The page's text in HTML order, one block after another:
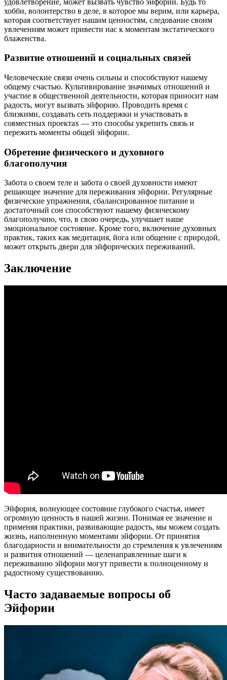
хобби, волонтерство в деле, в которое мы верим, или карьера,
которая соответствует нашим ценностям, следование своим
увлечениям может привести нас к моментам экстатического
блаженства.
Развитие отношений и социальных связей
Человеческие связи очень сильны и способствуют нашему
общему счастью. Культивирование значимых отношений и
участие в общественной деятельности, которая приносит нам
радость, могут вызвать эйфорию. Проводить время с
близкими, создавать сеть поддержки и участвовать в
совместных проектах — это способы укрепить связь и
пережить моменты общей эйфории.
Обретение физического и духовного
благополучия
Забота о своем теле и забота о своей духовности имеют
решающее значение для переживания эйфории. Регулярные
физические упражнения, сбалансированное питание и
достаточный сон способствуют нашему физическому
благополучию, что, в свою очередь, улучшает наше
эмоциональное состояние. Кроме того, включение духовных
практик, таких как медитация, йога или общение с природой,
может открыть двери для эйфорических переживаний.
Заключение
Эйфория, волнующее состояние глубокого счастья, имеет
огромную ценность в нашей жизни. Понимая ее значение и
применяя практики, развивающие радость, мы можем создать
жизнь, наполненную моментами эйфории. От принятия
благодарности и внимательности до стремления к увлечениям
и развития отношений — целенаправленные шаги к
переживанию эйфории могут привести к полноценному и
радостному существованию.
Часто задаваемые вопросы об
Эйфории